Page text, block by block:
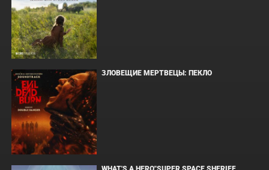
ЗЛОВЕЩИЕ МЕРТВЕЦЫ: ПЕКЛО